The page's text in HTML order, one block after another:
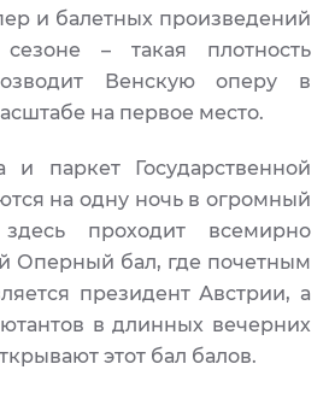
и балетных произведений
– такая плотность
Венскую оперу в
на первое место.
паркет Государственной
на одну ночь в огромный
проходит всемирно
Оперный бал, где почетным
президент Австрии, а
в длинных вечерних
этот бал балов.